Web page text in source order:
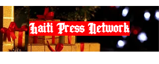
Haiti Press Network